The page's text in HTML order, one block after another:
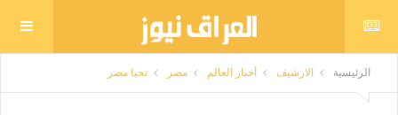
الرئيسية الارشيف أخبار العالم مصر تحيا مصر